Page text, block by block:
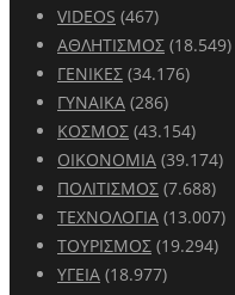
VIDEOS (467)
ΑΘΛΗΤΙΣΜΟΣ (18.549)
ΓΕΝΙΚΕΣ (34.176)
ΓΥΝΑΙΚΑ (286)
ΚΟΣΜΟΣ (43.154)
ΟΙΚΟΝΟΜΙΑ (39.174)
ΠΟΛΙΤΙΣΜΟΣ (7.688)
ΤΕΧΝΟΛΟΓΙΑ (13.007)
ΤΟΥΡΙΣΜΟΣ (19.294)
ΥΓΕΙΑ (18.977)